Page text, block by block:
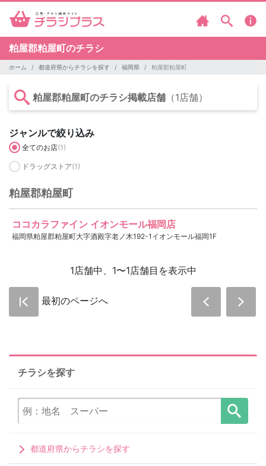
粕屋郡粕屋町のチラシ
ホーム 都道府県からチラシを探す 福岡県 粕屋郡粕屋町
粕屋郡粕屋町のチラシ掲載店舗 （1店舗）
ジャンルで絞り込み
全てのお店(1)
ドラッグストア(1)
粕屋郡粕屋町
ココカラファイン イオンモール福岡店
福岡県粕屋郡粕屋町大字酒殿字老ノ木192-1イオンモール福岡1F
1店舗中、1〜1店舗目を表示中
最初のページへ
チラシを探す
都道府県からチラシを探す